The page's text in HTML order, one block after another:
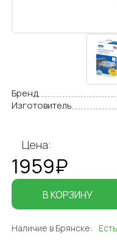
Бренд
Изготовитель
Цена:
1959₽
В КОРЗИНУ
Наличие в Брянске: